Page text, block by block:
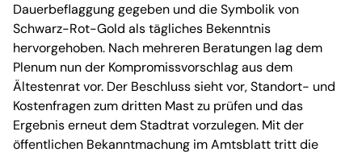
Dauerbeflaggung gegeben und die Symbolik von
Schwarz-Rot-Gold als tägliches Bekenntnis
hervorgehoben. Nach mehreren Beratungen lag dem
Plenum nun der Kompromissvorschlag aus dem
Ältestenrat vor. Der Beschluss sieht vor, Standort- und
Kostenfragen zum dritten Mast zu prüfen und das
Ergebnis erneut dem Stadtrat vorzulegen. Mit der
öffentlichen Bekanntmachung im Amtsblatt tritt die